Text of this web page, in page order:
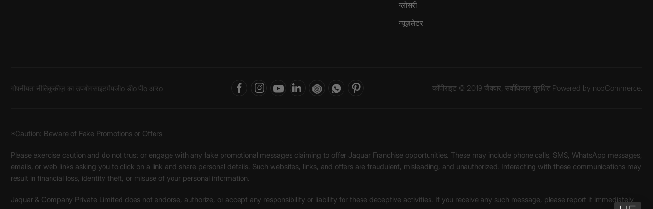
ग्लोसरी
न्यूज़लेटर
गोपनीयता नीतिकुकीज़ का उपयोगसाइटमैपजीo डीo पीo आरo कॉपीराइट © 2019 जैक्वार, सर्वाधिकार सुरक्षित Powered by nopCommerce.
*Caution: Beware of Fake Promotions or Offers
Please exercise caution and do not trust or engage with any fake promotional messages claiming to offer Jaquar Franchise opportunities. These may include phone calls, SMS, WhatsApp messages,
emails, or web links asking you to click on a link and share personal details. Such websites, links, and offers are fraudulent, misleading, and unauthorized. Interacting with these communications may
result in financial loss, identity theft, or misuse of your personal information.
Jaquar & Company Private Limited does not endorse, authorize, or accept any responsibility or liability for these deceptive activities. If you receive any such message, please report it immediately